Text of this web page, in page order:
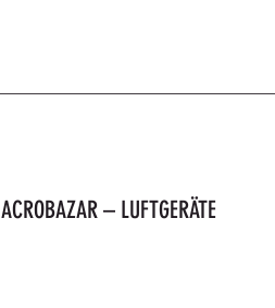
ACROBAZAR – LUFTGERÄTE